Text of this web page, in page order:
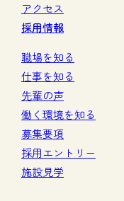
アクセス
採用情報
職場を知る
仕事を知る
先輩の声
働く環境を知る
募集要項
採用エントリー
施設見学